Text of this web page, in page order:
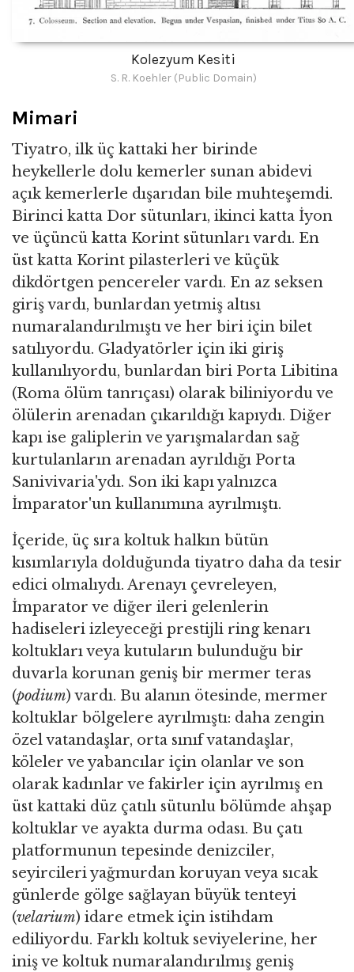
Kolezyum Kesiti
S. R. Koehler (Public Domain)
Mimari
Tiyatro, ilk üç kattaki her birinde
heykellerle dolu kemerler sunan abidevi
açık kemerlerle dışarıdan bile muhteşemdi.
Birinci katta Dor sütunları, ikinci katta İyon
ve üçüncü katta Korint sütunları vardı. En
üst katta Korint pilasterleri ve küçük
dikdörtgen pencereler vardı. En az seksen
giriş vardı, bunlardan yetmiş altısı
numaralandırılmıştı ve her biri için bilet
satılıyordu. Gladyatörler için iki giriş
kullanılıyordu, bunlardan biri Porta Libitina
(Roma ölüm tanrıçası) olarak biliniyordu ve
ölülerin arenadan çıkarıldığı kapıydı. Diğer
kapı ise galiplerin ve yarışmalardan sağ
kurtulanların arenadan ayrıldığı Porta
Sanivivaria'ydı. Son iki kapı yalnızca
İmparator'un kullanımına ayrılmıştı.
İçeride, üç sıra koltuk halkın bütün
kısımlarıyla dolduğunda tiyatro daha da tesir
edici olmalıydı. Arenayı çevreleyen,
İmparator ve diğer ileri gelenlerin
hadiseleri izleyeceği prestijli ring kenarı
koltukları veya kutuların bulunduğu bir
duvarla korunan geniş bir mermer teras
(podium) vardı. Bu alanın ötesinde, mermer
koltuklar bölgelere ayrılmıştı: daha zengin
özel vatandaşlar, orta sınıf vatandaşlar,
köleler ve yabancılar için olanlar ve son
olarak kadınlar ve fakirler için ayrılmış en
üst kattaki düz çatılı sütunlu bölümde ahşap
koltuklar ve ayakta durma odası. Bu çatı
platformunun tepesinde denizciler,
seyircileri yağmurdan koruyan veya sıcak
günlerde gölge sağlayan büyük tenteyi
(velarium) idare etmek için istihdam
ediliyordu. Farklı koltuk seviyelerine, her
iniş ve koltuk numaralandırılmış geniş